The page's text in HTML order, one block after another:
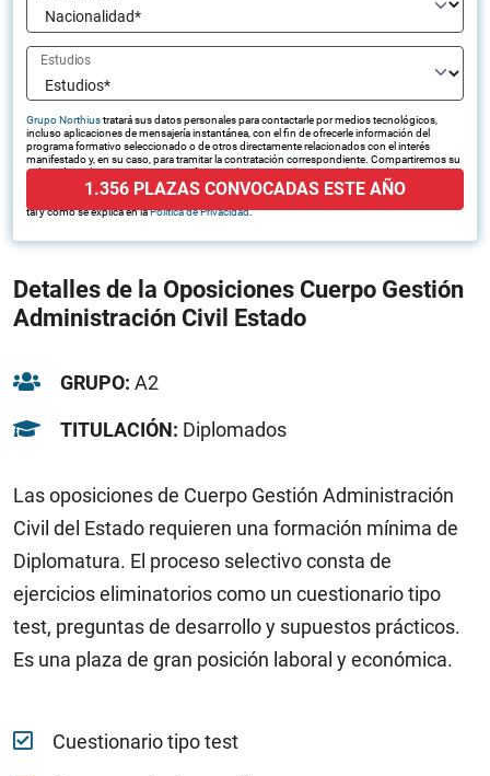
Estudios
Grupo Northiustratará sus datos personales para contactarle por medios tecnológicos,
incluso aplicaciones de mensajería instantánea, con el fin de ofrecerle información del
programa formativo seleccionado o de otros directamente relacionados con el interés
manifestado y, en su caso, para tramitar la contratación correspondiente. Compartiremos su
solicitud con las empresas que conforman el
puedan hacerle llegar la mejor oferta de productos y servicios de acuerdo a su petición.
tal y como se explica en laPolítica de Privacidad.
1.356 PLAZAS CONVOCADAS ESTE AÑO
Detalles de la Oposiciones Cuerpo Gestión
Administración Civil Estado
GRUPO: A2
TITULACIÓN: Diplomados
Las oposiciones de Cuerpo Gestión Administración
Civil del Estado requieren una formación mínima de
Diplomatura. El proceso selectivo consta de
ejercicios eliminatorios como un cuestionario tipo
test, preguntas de desarrollo y supuestos prácticos.
Es una plaza de gran posición laboral y económica.
Cuestionario tipo test